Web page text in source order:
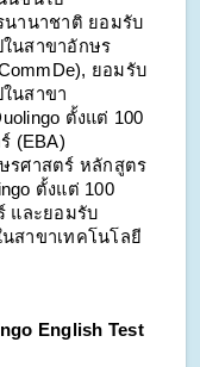
านาชาติ ยอมรับ
นสาขาอักษร
ยอมรับ
นสาขา
ตั้งแต่ 100
(EBA)
รศาสตร์ หลักสูตร
ตั้งแต่ 100
และยอมรับ
สาขาเทคโนโลยี
English Test